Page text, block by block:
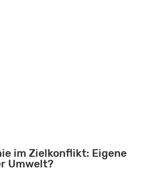
im Zielkonflikt: Eigene
Umwelt?